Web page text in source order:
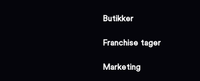
Butikker
Franchise tager
Marketing